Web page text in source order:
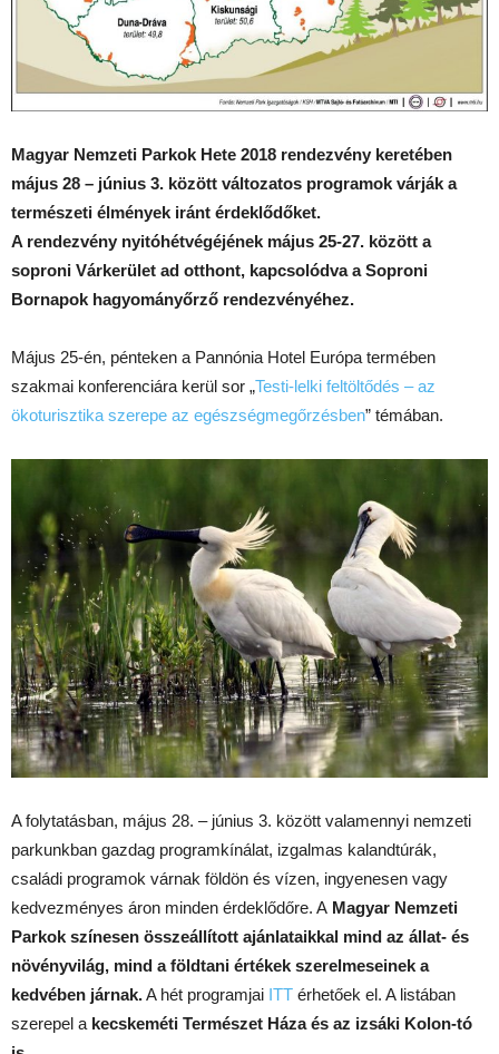
Magyar Nemzeti Parkok Hete 2018 rendezvény keretében
május 28 – június 3. között változatos programok várják a
természeti élmények iránt érdeklődőket.
A rendezvény nyitóhétvégéjének május 25-27. között a
soproni Várkerület ad otthont, kapcsolódva a Soproni
Bornapok hagyományőrző rendezvényéhez.
Május 25-én, pénteken a Pannónia Hotel Európa termében
szakmai konferenciára kerül sor „Testi-lelki feltöltődés – az
ökoturisztika szerepe az egészségmegőrzésben” témában.
A folytatásban, május 28. – június 3. között valamennyi nemzeti
parkunkban gazdag programkínálat, izgalmas kalandtúrák,
családi programok várnak földön és vízen, ingyenesen vagy
kedvezményes áron minden érdeklődőre. A Magyar Nemzeti
Parkok színesen összeállított ajánlataikkal mind az állat- és
növényvilág, mind a földtani értékek szerelmeseinek a
kedvében járnak.A hét programjai ITT érhetőek el. A listában
szerepel a kecskeméti Természet Háza és az izsáki Kolon-tó